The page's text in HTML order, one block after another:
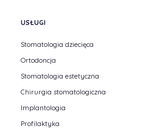
USŁUGI
Stomatologia dziecięca
Ortodoncja
Stomatologia estetyczna
Chirurgia stomatologiczna
Implantologia
Profilaktyka